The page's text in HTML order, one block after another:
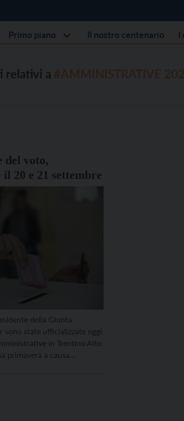
Primo piano Il nostro centenario I
relativi a
del voto,
20 e 21 settembre
della Giunta
sono state ufficializzate oggi
in Trentino Alto
primavera a causa